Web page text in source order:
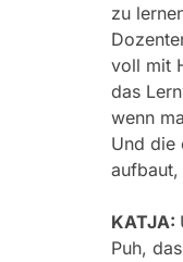
zu
voll mit
das
wenn
Und die
KATJA:
Puh,